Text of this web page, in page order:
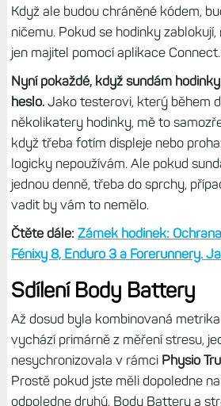
Když ale budou chráněné kódem,
ničemu. Pokud se hodinky
jen majitel pomocí aplikace Connect.
Nyní pokaždé, když sundám
heslo.Jako testerovi, který během
několikatery hodinky, mě to
když třeba fotím displeje nebo
logicky nepoužívám. Ale pokud
jednou denně, třeba do sprchy,
vadit by vám to nemělo.
Čtěte dále: Zámek hodinek:
Fénixy 8, Enduro 3 a Forerunnery.
Sdílení Body Battery
Až dosud byla kombinovaná
vychází primárně z měření stresu,
nesychronizovala v rámci Physio
Prostě pokud jste měli dopoledne
odpoledne druhý, Body Battery a